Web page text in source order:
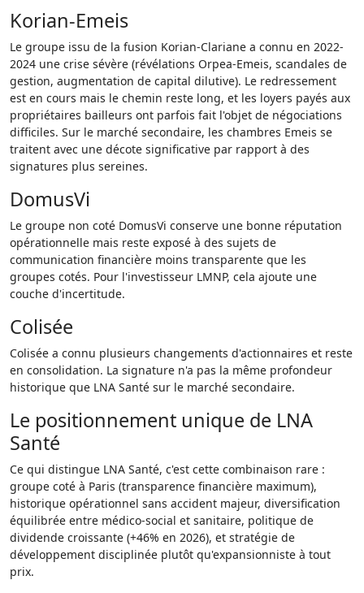
Korian-Emeis
Le groupe issu de la fusion Korian-Clariane a connu en 2022-
2024 une crise sévère (révélations Orpea-Emeis, scandales de
gestion, augmentation de capital dilutive). Le redressement
est en cours mais le chemin reste long, et les loyers payés aux
propriétaires bailleurs ont parfois fait l'objet de négociations
difficiles. Sur le marché secondaire, les chambres Emeis se
traitent avec une décote significative par rapport à des
signatures plus sereines.
DomusVi
Le groupe non coté DomusVi conserve une bonne réputation
opérationnelle mais reste exposé à des sujets de
communication financière moins transparente que les
groupes cotés. Pour l'investisseur LMNP, cela ajoute une
couche d'incertitude.
Colisée
Colisée a connu plusieurs changements d'actionnaires et reste
en consolidation. La signature n'a pas la même profondeur
historique que LNA Santé sur le marché secondaire.
Le positionnement unique de LNA
Santé
Ce qui distingue LNA Santé, c'est cette combinaison rare :
groupe coté à Paris (transparence financière maximum),
historique opérationnel sans accident majeur, diversification
équilibrée entre médico-social et sanitaire, politique de
dividende croissante (+46% en 2026), et stratégie de
développement disciplinée plutôt qu'expansionniste à tout
prix.